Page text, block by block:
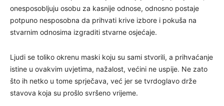
onesposobljuju osobu za kasnije odnose, odnosno postaje
potpuno nesposobna da prihvati krive izbore i pokuša na
stvarnim odnosima izgraditi stvarne osjećaje.
Ljudi se toliko okrenu maski koju su sami stvorili, a prihvaćanje
istine u ovakvim uvjetima, nažalost, većini ne uspije. Ne zato
što ih netko u tome sprječava, već jer se tvrdoglavo drže
stavova koja su prošlo svršeno vrijeme.